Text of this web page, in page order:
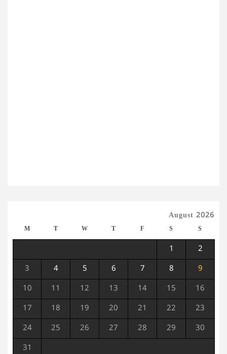
August 2026
M T W T F S S
1 2
3 4 5 6 7 8 9
10 11 12 13 14 15 16
17 18 19 20 21 22 23
24 25 26 27 28 29 30
31